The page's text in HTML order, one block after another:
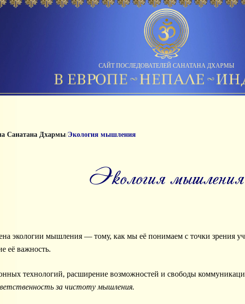
САЙТ ПОСЛЕДОВАТЕЛЕЙ САНАТАНА ДХАРМЫ
Санатана Дхармы/Экология мышления
Экология мышления
её важность.
технологий, расширение возможностей и свободы
за чистоту мышления.